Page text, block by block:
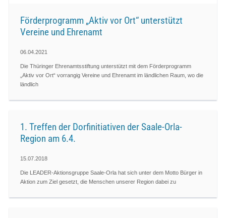
Förderprogramm „Aktiv vor Ort“ unterstützt
Vereine und Ehrenamt
06.04.2021
Die Thüringer Ehrenamtsstiftung unterstützt mit dem Förderprogramm
„Aktiv vor Ort“ vorrangig Vereine und Ehrenamt im ländlichen Raum, wo die
ländlich
1. Treffen der Dorfinitiativen der Saale-Orla-
Region am 6.4.
15.07.2018
Die LEADER-Aktionsgruppe Saale-Orla hat sich unter dem Motto Bürger in
Aktion zum Ziel gesetzt, die Menschen unserer Region dabei zu